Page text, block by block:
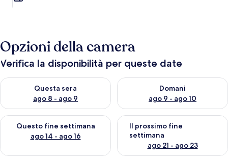
Opzioni della camera
Verifica la disponibilità per queste date
Questa sera
ago 8 - ago 9
Verifica la disponibilità per questa sera, ago 8 - ago 9
Domani
ago 9 - ago 10
Verifica la disponibilità per
Questo fine settimana
ago 14 - ago 16
Verifica la disponibilità per questo fine settimana, ago 14 -
Il prossimo fine
settimana
ago 21 - ago 23
Verifica la disponibilità per il